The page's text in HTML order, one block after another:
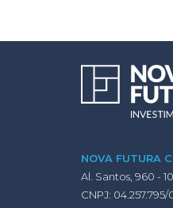
NOVA FUTURA
Al. Santos, 960 -
CNPJ: 04.257.795/